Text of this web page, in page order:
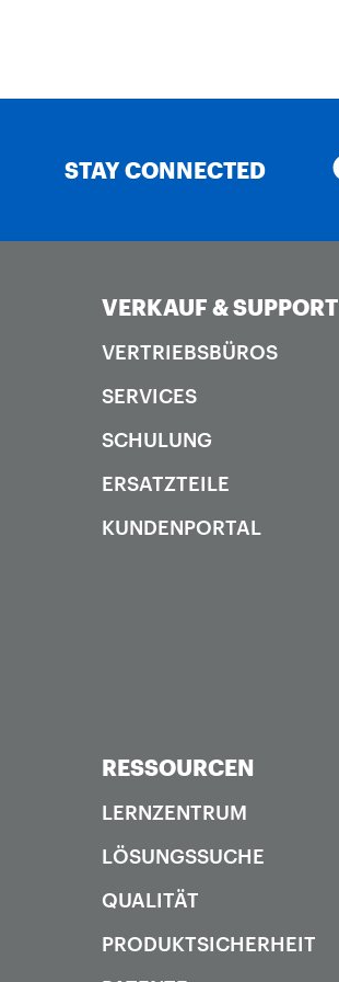
STAY CONNECTED
VERKAUF & SUPPORT
VERTRIEBSBÜROS
SERVICES
SCHULUNG
ERSATZTEILE
KUNDENPORTAL
RESSOURCEN
LERNZENTRUM
LÖSUNGSSUCHE
QUALITÄT
PRODUKTSICHERHEIT